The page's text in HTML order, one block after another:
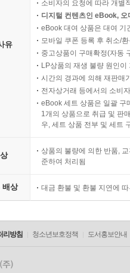
유
소비자의 요청에 따라 개별
디지털 컨텐츠인 eBook,
eBook 대여 상품은 대여 기
모바일 쿠폰 등록 후 취소/
중고상품이 구매확정(자동
LP상품의 재생 불량 원인
시간의 경과에 의해 재판매
전자상거래 등에서의 소비
eBook 세트 상품은 일괄 구
1개의 상품으로 취급 및 판
우, 세트 상품 전부 및 세트
상품의 불량에 의한 반품,
준하여 처리됨
배상 대금 환불 및 환불 지연에
리방침 청소년보호정책 도서홍보안내